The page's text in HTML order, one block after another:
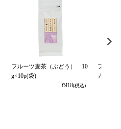
フルーツ麦茶（ぶどう） 10
g×10p(袋)
¥918(税込)
フルー
カット